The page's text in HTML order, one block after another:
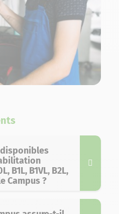
B1L, B1VL, B2L,
Campus ?